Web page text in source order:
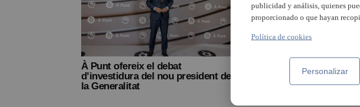
À Punt ofereix el debat
d’investidura del nou president de
la Generalitat
publicidad y análisis, quienes
proporcionado o que hayan
Política de cookies
Personalizar